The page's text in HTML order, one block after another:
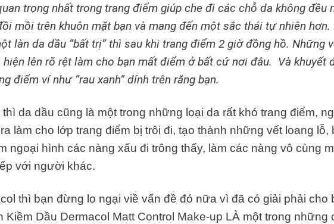
trọng nhất trong trang điểm giúp che đi các chỗ da không đều
ồi mồi trên khuôn mặt bạn và mang đến một sắc thái tựnhiên hơn.
ột làn da dầu “bất trị”thì sau khi trang điểm 2 giờ đồng hồ. Những v
hiện lên rõ rệt làm cho bạn mất điểm ởbất cứnơi đâu. Và khuyết
điểm vínhư “rau xanh”dính trên răng bạn.
da dầu cũng là một trong những loại da rất khó trang điểm,
làm cho lớp trang điểm bị trôi đi, tạo thành những vết loang lỗ,
ngoại hình các nàng xấu đi trông thấy, làm các nàng vô cùng
với người khác.
thì bạn đừng lo ngại viề vấn đề đó nữa vì đã có giải phải cho
Dầu Dermacol Matt Control Make-up LÀ một trong những